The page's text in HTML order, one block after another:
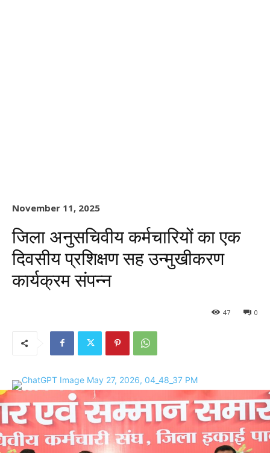
November 11, 2025
जिला अनुसचिवीय कर्मचारियों का एक
दिवसीय प्रशिक्षण सह उन्मुखीकरण
कार्यक्रम संपन्न
0
47